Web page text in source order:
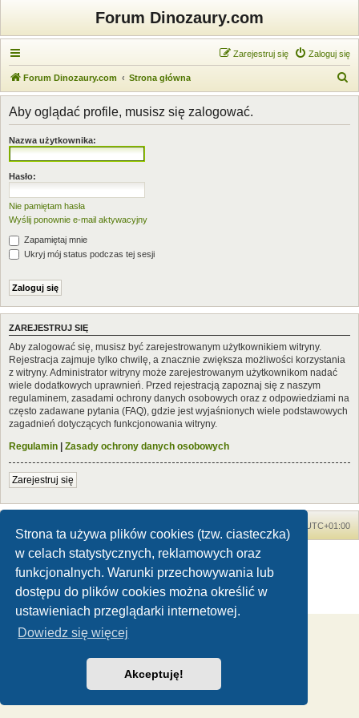
Strona ta używa plików cookies (tzw. ciasteczka)
w celach statystycznych, reklamowych oraz
funkcjonalnych. Warunki przechowywania lub
dostępu do plików cookies można określić w
ustawieniach przeglądarki internetowej.
Dowiedz się więcej
Akceptuję!
Forum Dinozaury.com
Zaloguj się
Zarejestruj się
Forum Dinozaury.com Strona główna
z
Aby oglądać profile, musisz się zalogować.
Nazwa użytkownika:
Hasło:
Nie pamiętam hasła
Wyślij ponownie e-mail aktywacyjny
Zapamiętaj mnie
Ukryj mój status podczas tej sesji
ZAREJESTRUJ SIĘ
Aby zalogować się, musisz być zarejestrowanym użytkownikiem witryny.
Rejestracja zajmuje tylko chwilę, a znacznie zwiększa możliwości korzystania
z witryny. Administrator witryny może zarejestrowanym użytkownikom nadać
wiele dodatkowych uprawnień. Przed rejestracją zapoznaj się z naszym
regulaminem, zasadami ochrony danych osobowych oraz z odpowiedziami na
często zadawane pytania (FAQ), gdzie jest wyjaśnionych wiele podstawowych
zagadnień dotyczących funkcjonowania witryny.
Regulamin | Zasady ochrony danych osobowych
Zarejestruj się
UTC+01:00
Dinozaury.com© 2006-2020
Technologię dostarczaphpBB® Forum Software © phpBB Limited
Zasady ochrony danych osobowych|Regulamin